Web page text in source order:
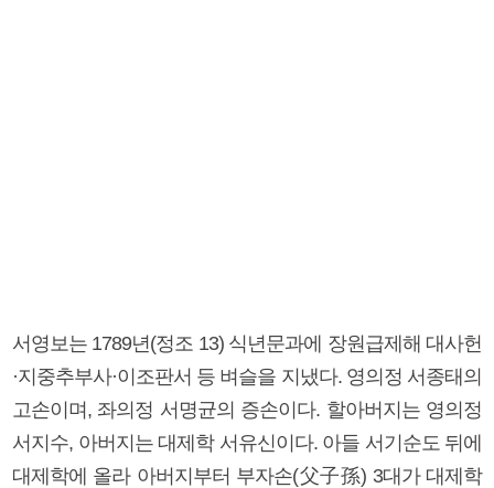
서영보는 1789년(정조 13) 식년문과에 장원급제해 대사헌
·지중추부사·이조판서 등 벼슬을 지냈다. 영의정 서종태의
고손이며, 좌의정 서명균의 증손이다. 할아버지는 영의정
서지수, 아버지는 대제학 서유신이다. 아들 서기순도 뒤에
대제학에 올라 아버지부터 부자손(父子孫) 3대가 대제학